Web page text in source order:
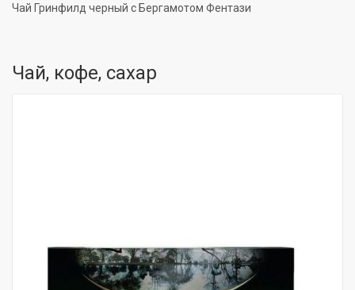
Чай Гринфилд черный с Бергамотом Фентази
Чай, кофе, сахар